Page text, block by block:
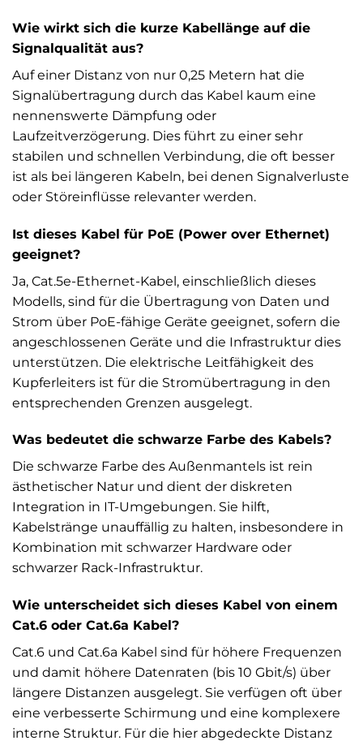
Wie wirkt sich die kurze Kabellänge auf die
Signalqualität aus?
Auf einer Distanz von nur 0,25 Metern hat die
Signalübertragung durch das Kabel kaum eine
nennenswerte Dämpfung oder
Laufzeitverzögerung. Dies führt zu einer sehr
stabilen und schnellen Verbindung, die oft besser
ist als bei längeren Kabeln, bei denen Signalverluste
oder Störeinflüsse relevanter werden.
Ist dieses Kabel für PoE (Power over Ethernet)
geeignet?
Ja, Cat.5e-Ethernet-Kabel, einschließlich dieses
Modells, sind für die Übertragung von Daten und
Strom über PoE-fähige Geräte geeignet, sofern die
angeschlossenen Geräte und die Infrastruktur dies
unterstützen. Die elektrische Leitfähigkeit des
Kupferleiters ist für die Stromübertragung in den
entsprechenden Grenzen ausgelegt.
Was bedeutet die schwarze Farbe des Kabels?
Die schwarze Farbe des Außenmantels ist rein
ästhetischer Natur und dient der diskreten
Integration in IT-Umgebungen. Sie hilft,
Kabelstränge unauffällig zu halten, insbesondere in
Kombination mit schwarzer Hardware oder
schwarzer Rack-Infrastruktur.
Wie unterscheidet sich dieses Kabel von einem
Cat.6 oder Cat.6a Kabel?
Cat.6 und Cat.6a Kabel sind für höhere Frequenzen
und damit höhere Datenraten (bis 10 Gbit/s) über
längere Distanzen ausgelegt. Sie verfügen oft über
eine verbesserte Schirmung und eine komplexere
interne Struktur. Für die hier abgedeckte Distanz